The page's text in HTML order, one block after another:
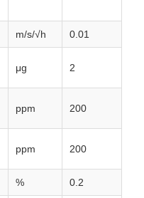
m/s/√h 0.01
μg 2
ppm 200
ppm 200
% 0.2